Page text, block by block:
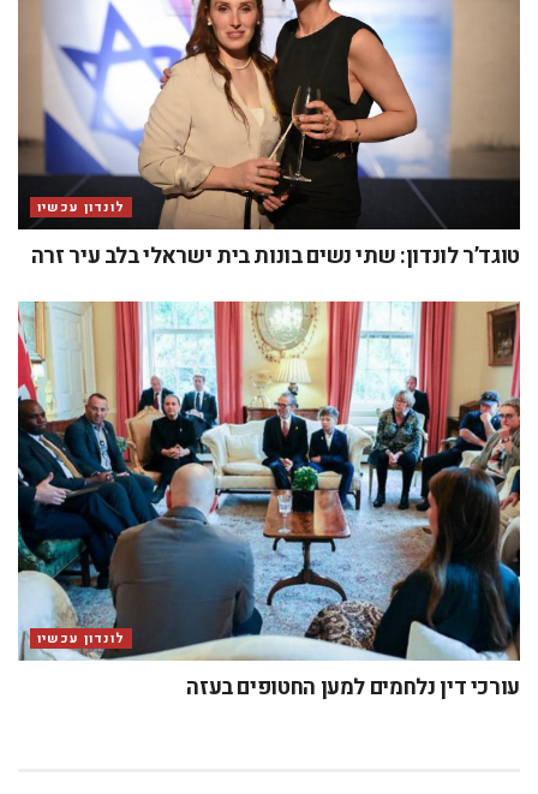
לונדון עכשיו
טוגד’ר לונדון: שתי נשים בונות בית ישראלי בלב עיר זרה
לונדון עכשיו
עורכי דין נלחמים למען החטופים בעזה